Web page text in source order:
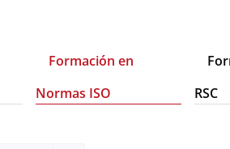
Formación en
Normas ISO
RSC